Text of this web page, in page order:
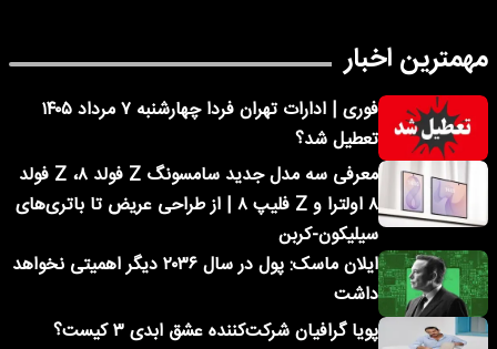
مهمترین اخبار
فوری | ادارات تهران فردا چهارشنبه ۷ مرداد ۱۴۰۵
تعطیل شد؟
معرفی سه مدل جدید سامسونگ Z فولد ۸، Z فولد
۸ اولترا و Z فلیپ ۸ | از طراحی عریض تا باتری‌های
سیلیکون-کربن
ایلان ماسک: پول در سال ۲۰۳۶ دیگر اهمیتی نخواهد
داشت
پویا گرافیان شرکت‌کننده عشق ابدی ۳ کیست؟